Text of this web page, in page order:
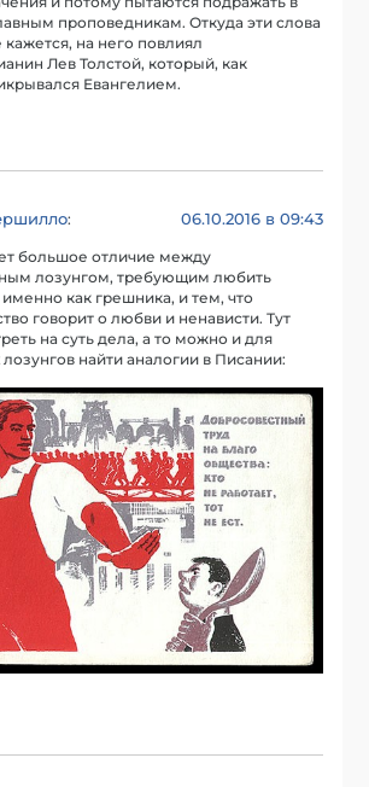
проповедникам. Откуда эти слова
кажется, на него повлиял
Лев Толстой, который, как
Евангелием.
: 06.10.2016 в 09:43
большое отличие между
лозунгом, требующим любить
как грешника, и тем, что
говорит о любви и ненависти. Тут
на суть дела, а то можно и для
лозунгов найти аналогии в Писании: